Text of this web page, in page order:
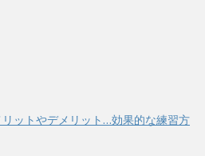
ットやデメリット…効果的な練習方